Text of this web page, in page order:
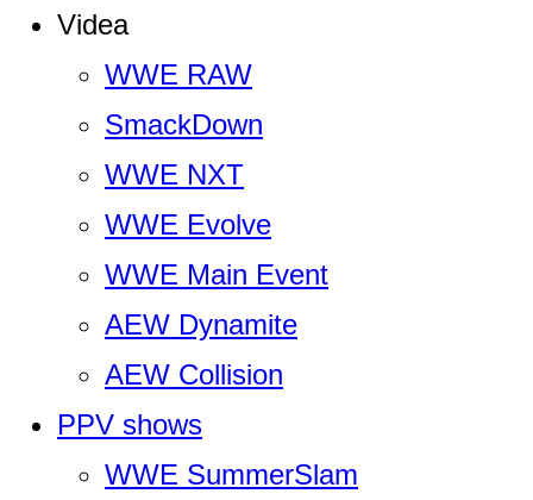
Videa
WWE RAW
SmackDown
WWE NXT
WWE Evolve
WWE Main Event
AEW Dynamite
AEW Collision
PPV shows
WWE SummerSlam